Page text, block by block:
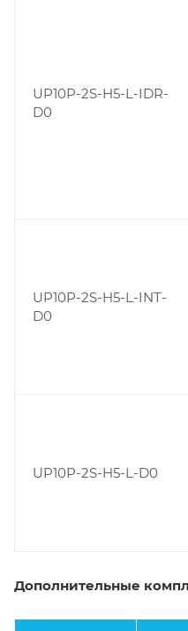
UP10P-2S-H5-L-IDR-
D0
UP10P-2S-H5-L-INT-
D0
UP10P-2S-H5-L-D0
Дополнительные